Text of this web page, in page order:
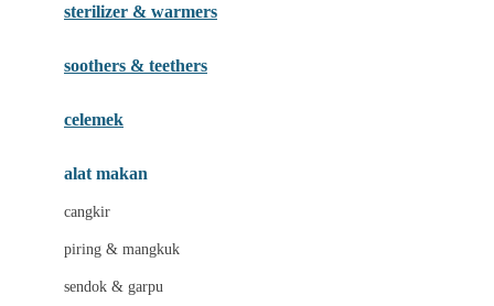
Hybrid
I
Inlacta DHA
Ivenet
sterilizer & warmers
soothers & teethers
celemek
alat makan
cangkir
piring & mangkuk
sendok & garpu